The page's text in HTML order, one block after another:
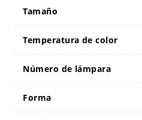
Tamaño
Temperatura de color
Número de lámpara
Forma